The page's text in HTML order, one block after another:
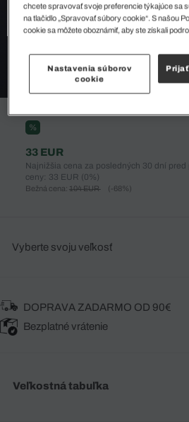
%
33 EUR
Najnižšia cena za posledných 30 dní
ceny: 33 EUR (0%)
Bežná cena: 104 EUR (-68%)
Vyberte svoju veľkosť
DOPRAVA ZADARMO OD 90€
Bezplatné vrátenie
Veľkostná tabuľka
chcete spravovať svoje preferencie týkajúce sa
na tlačidlo „Spravovať súbory cookie“. S našou
cookie sa môžete oboznámiť, aby ste získali
Nastavenia súborov
cookie